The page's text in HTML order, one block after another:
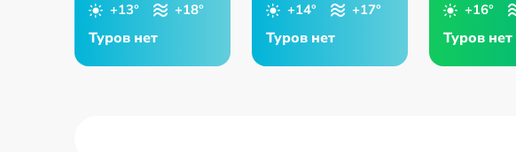
+13° +18°
Туров нет
+14° +17°
Туров нет
+16°
Туров нет